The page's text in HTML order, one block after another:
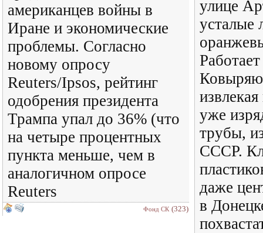
американцев войны в
Иране и экономические
проблемы. Согласно
новому опросу
Reuters/Ipsos, рейтинг
одобрения президента
Трампа упал до 36% (что
на четыре процентных
пункта меньше, чем в
аналогичном опросе
Reuters
Фонд СК (323)
улице
усталые
уже
трубы,
СССР.
даже
в